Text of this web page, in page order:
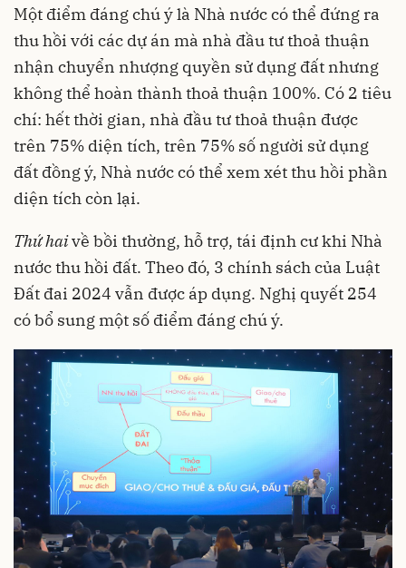
Một điểm đáng chú ý là Nhà nước có thể đứng ra
thu hồi với các dự án mà nhà đầu tư thoả thuận
nhận chuyển nhượng quyền sử dụng đất nhưng
không thể hoàn thành thoả thuận 100%. Có 2 tiêu
chí: hết thời gian, nhà đầu tư thoả thuận được
trên 75% diện tích, trên 75% số người sử dụng
đất đồng ý, Nhà nước có thể xem xét thu hồi phần
diện tích còn lại.
Thứ haivề bồi thường, hỗ trợ, tái định cư khi Nhà
nước thu hồi đất. Theo đó, 3 chính sách của Luật
Đất đai 2024 vẫn được áp dụng. Nghị quyết 254
có bổ sung một số điểm đáng chú ý.